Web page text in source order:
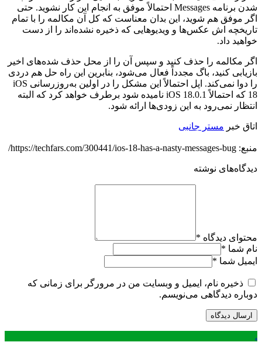
شدن برنامه Messages احتمالاً موفق به انجام این کار نشوید. حتی
اگر موفق هم شوید، این بدان معناست که کل آن مکالمه را با تمام
تاریخچه اش عکس‌ها و ویدیوهایی که ذخیره نشده‌اند را از دست
خواهید داد.
اگر مکالمه را حذف کنید و سپس آن را از محل حذف شده‌های اخیر
بازیابی کنید، باگ مجدداً فعال می‌شود، بنابرین این راه حل هم دردی
را دوا نمی‌کند. اپل احتمالاً این مشکل را در اولین به‌روزرسانی iOS
18 که احتمالاً iOS 18.0.1 نامیده شود برطرف خواهد کرد که البته
انتظار نمی‌رود به این زودی‌ها ارائه شود.
اتاق خبر مستر جانبی
منبع: https://techfars.com/300441/ios-18-has-a-nasty-messages-bug/
دیدگاه‌های نوشته
محتوای دیدگاه *
نام شما *
ایمیل شما *
ذخیره نام، ایمیل و وبسایت من در مرورگر برای زمانی که
دوباره دیدگاهی می‌نویسم.
.